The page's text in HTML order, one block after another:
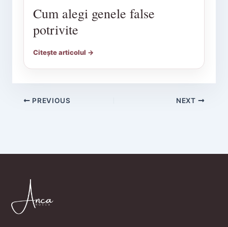
Cum alegi genele false
potrivite
Citește articolul →
PREVIOUS NEXT